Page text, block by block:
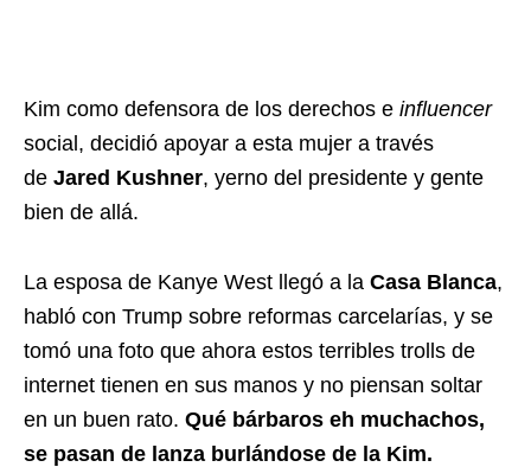
Kim como defensora de los derechos e influencer
social, decidió apoyar a esta mujer a través
de Jared Kushner, yerno del presidente y gente
bien de allá.
La esposa de Kanye West llegó a la Casa Blanca,
habló con Trump sobre reformas carcelarías, y se
tomó una foto que ahora estos terribles trolls de
internet tienen en sus manos y no piensan soltar
en un buen rato. Qué bárbaros eh muchachos,
se pasan de lanza burlándose de la Kim.